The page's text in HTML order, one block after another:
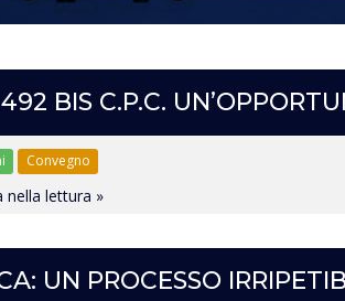
BIS C.P.C.
Convegno
nella lettura »
UN PROCESSO